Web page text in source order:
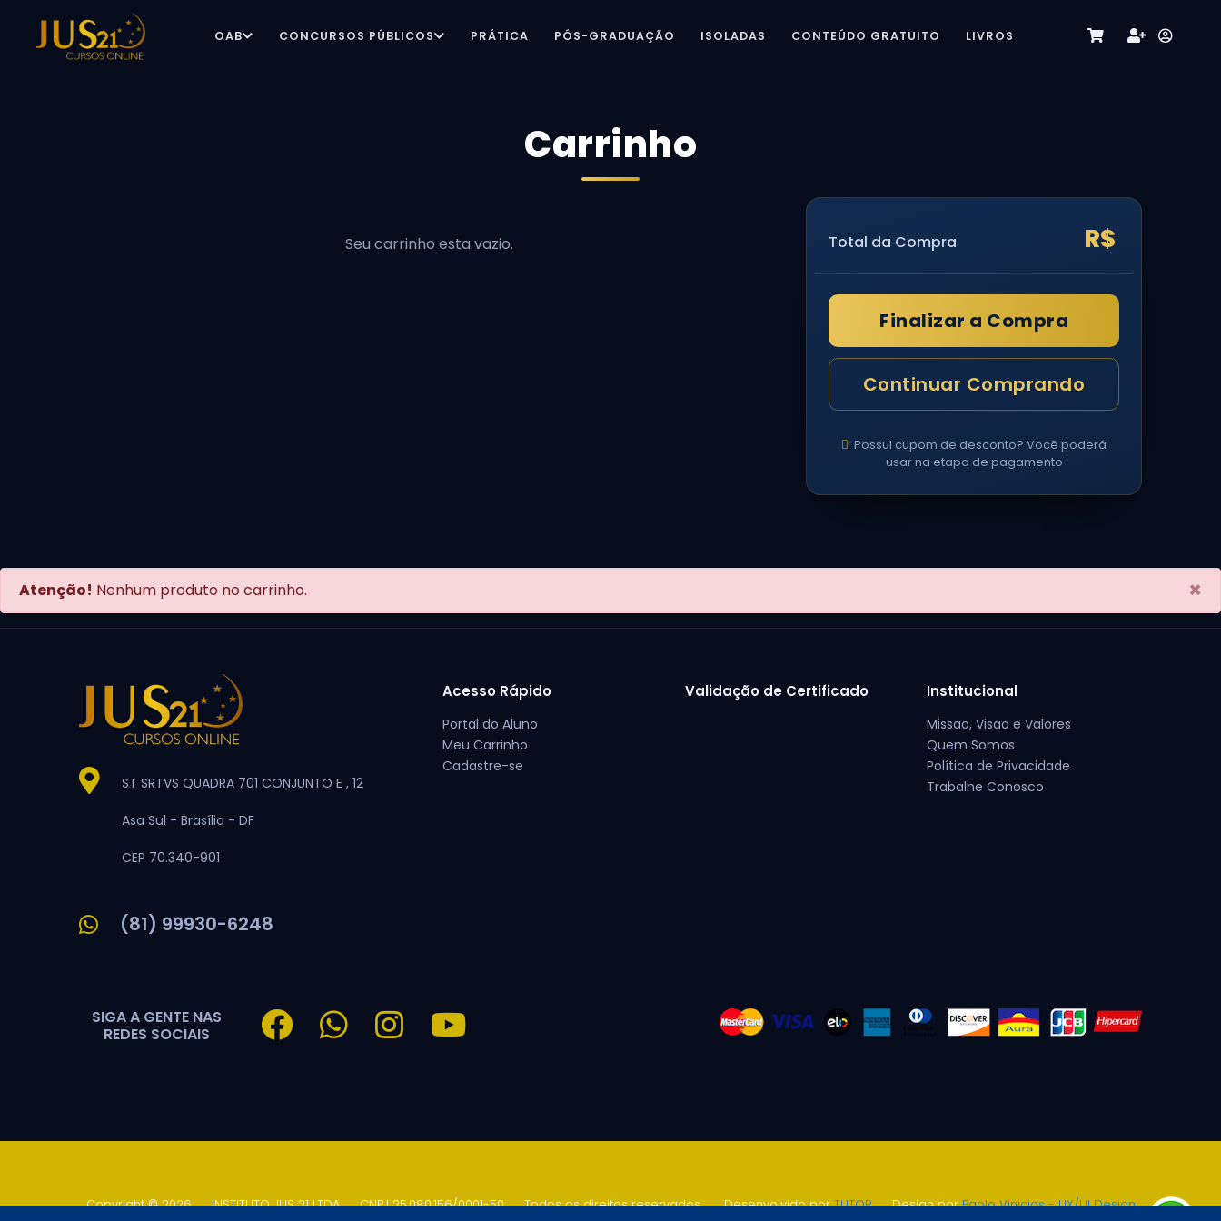
OAB CONCURSOS PÚBLICOS PRÁTICA PÓS-GRADUAÇÃO ISOLADAS CONTEÚDO GRATUITO LIVROS
Carrinho
Total da Compra R$
Finalizar a Compra
Continuar Comprando
Possui cupom de desconto? Você poderá
usar na etapa de pagamento
×
Atenção! Nenhum produto no carrinho.
ST SRTVS QUADRA 701 CONJUNTO E , 12
Asa Sul - Brasília - DF
CEP 70.340-901
(81) 99930-6248
Acesso Rápido
Portal do Aluno
Meu Carrinho
Cadastre-se
Validação de Certificado Institucional
Missão, Visão e Valores
Quem Somos
Política de Privacidade
Trabalhe Conosco
SIGA A GENTE NAS
REDES SOCIAIS
Copyright © 2026 . INSTITUTO JUS 21 LTDA . CNPJ 25.080.156/0001-50 . Todos os direitos reservados . Desenvolvido porTUTOR . Design porPaolo Vinicios - UX/UI Design